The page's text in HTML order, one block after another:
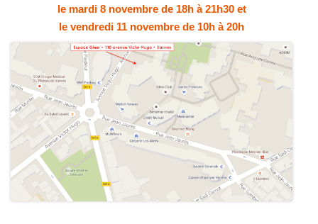
le mardi 8 novembre de 18h à 21h30 et
le vendredi 11 novembre de 10h à 20h